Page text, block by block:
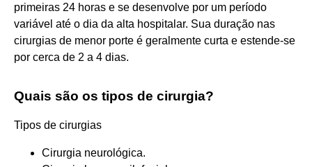
primeiras 24 horas e se desenvolve por um período
variável até o dia da alta hospitalar. Sua duração nas
cirurgias de menor porte é geralmente curta e estende-se
por cerca de 2 a 4 dias.
Quais são os tipos de cirurgia?
Tipos de cirurgias
Cirurgia neurológica.